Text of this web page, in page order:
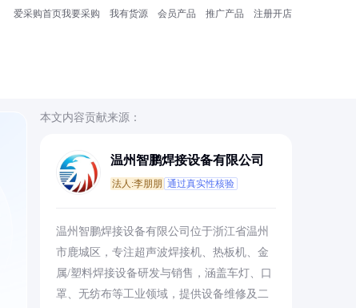
爱采购首页我要采购 我有货源 会员产品 推广产品 注册开店
本文内容贡献来源：
温州智鹏焊接设备有限公司
法人:李朋朋 通过真实性核验
温州智鹏焊接设备有限公司位于浙江省温州
市鹿城区，专注超声波焊接机、热板机、金
属/塑料焊接设备研发与销售，涵盖车灯、口
罩、无纺布等工业领域，提供设备维修及二